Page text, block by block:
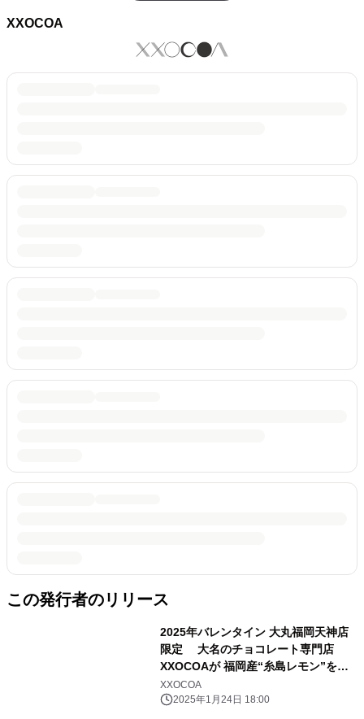
XXOCOA
この発行者のリリース
2025年バレンタイン 大丸福岡天神店
限定 大名のチョコレート専門店
XXOCOAが 福岡産“糸島レモン”を使
った新作チョコスイーツ発売
XXOCOA
2025年1月24日 18:00